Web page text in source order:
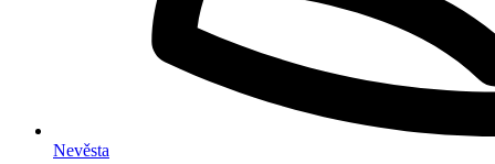
Nevěsta